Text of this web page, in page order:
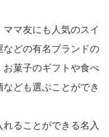
マ友にも人気のスイ
どの有名ブランドの
菓子のギフトや食べ
ども選ぶことができ
ることができる名入